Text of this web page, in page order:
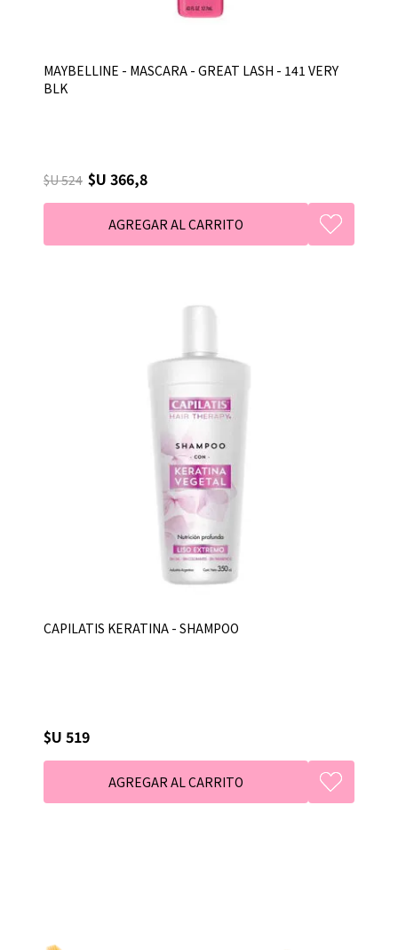
MAYBELLINE - MASCARA - GREAT LASH - 141 VERY
BLK
$U 524 $U 366,8
CAPILATIS KERATINA - SHAMPOO
$U 519